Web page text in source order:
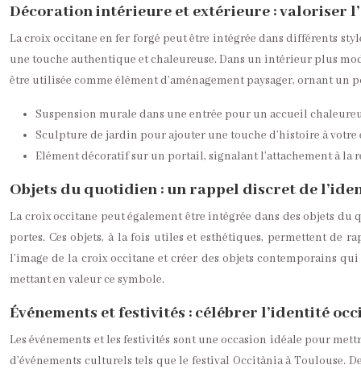
Décoration intérieure et extérieure : valoriser
La croix occitane en fer forgé peut être intégrée dans différents
une touche authentique et chaleureuse. Dans un intérieur plus
être utilisée comme élément d’aménagement paysager, ornant
Suspension murale dans une entrée pour un accueil
Sculpture de jardin pour ajouter une touche d’histoire à votre
Elément décoratif sur un portail, signalant l’attachement à la
Objets du quotidien : un rappel discret de
La croix occitane peut également être intégrée dans des objets
portes. Ces objets, à la fois utiles et esthétiques, permettent de
l’image de la croix occitane et créer des objets contemporains
mettant en valeur ce symbole.
Événements et festivités : célébrer l’identité
Les événements et les festivités sont une occasion idéale pour
d’événements culturels tels que le festival Occitània à Toulouse.